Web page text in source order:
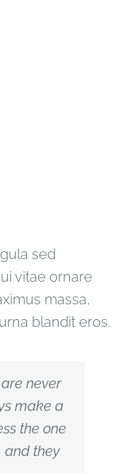
sed
vitae ornare
massa,
blandit eros.
never
make a
the one
and they